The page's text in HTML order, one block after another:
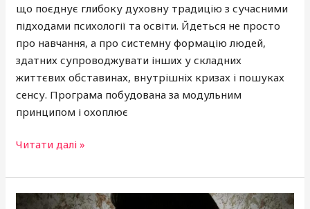
що поєднує глибоку духовну традицію з сучасними
підходами психології та освіти. Йдеться не просто
про навчання, а про системну формацію людей,
здатних супроводжувати інших у складних
життєвих обставинах, внутрішніх кризах і пошуках
сенсу. Програма побудована за модульним
принципом і охоплює
Читати далі »
Творча